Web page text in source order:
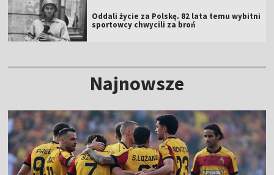
Oddali życie za Polskę. 82 lata temu wybitni
sportowcy chwycili za broń
Najnowsze